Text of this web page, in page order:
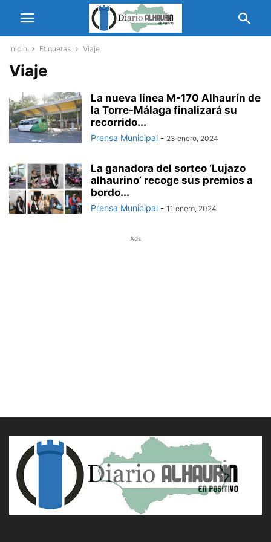
Inicio Etiquetas Viaje
Viaje
La nueva línea M-170 Alhaurín de
la Torre-Málaga finalizará su
recorrido...
Prensa Municipal - 23 enero, 2024
La ganadora del sorteo ‘Lujazo
alhaurino’ recoge sus premios a
bordo...
Prensa Municipal - 11 enero, 2024
Ads